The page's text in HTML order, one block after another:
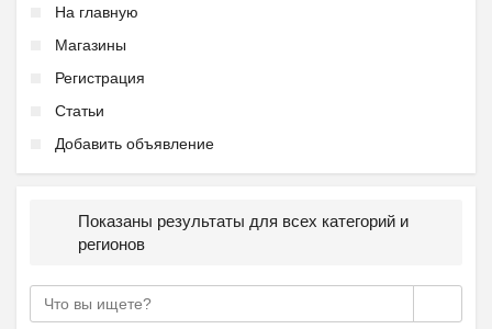
На главную
Магазины
Регистрация
Статьи
Добавить объявление
Показаны результаты для всех категорий и
регионов